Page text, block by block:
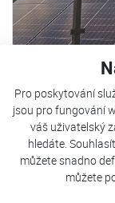
Pro poskytování
jsou pro fungování
váš uživatelský
hledáte.
můžete snadno
můžete
Rodinný dům
Celý článek